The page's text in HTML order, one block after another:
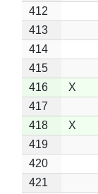
412
413
414
415
416
X
417
418
X
419
420
421